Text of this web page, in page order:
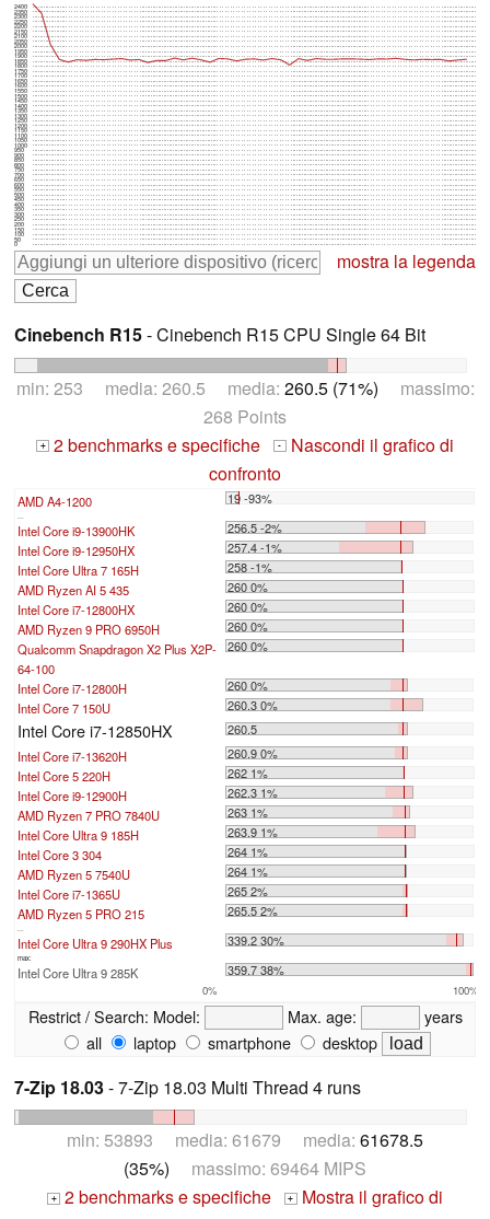
0
50
100
150
200
250
300
350
400
450
500
550
600
650
700
750
800
850
900
950
1000
1050
1100
1150
1200
1250
1300
1350
1400
1450
1500
1550
1600
1650
1700
1750
1800
1850
1900
1950
2000
2050
2100
2150
2200
2250
2300
2350
2400
mostra la legenda
Cinebench R15- Cinebench R15 CPU Single 64 Bit
min: 253 media: 260.5 media: 260.5 (71%) massimo:
268 Points
+ 2 benchmarks e specifiche - Nascondi il grafico di
confronto
AMD A4-1200 19 -93%
Intel Core i9-13900HK
256.5 -2%
Intel Core i9-12950HX
257.4 -1%
Intel Core Ultra 7 165H
258 -1%
AMD Ryzen AI 5 435
260 0%
Intel Core i7-12800HX
260 0%
AMD Ryzen 9 PRO 6950H
260 0%
Qualcomm Snapdragon X2 Plus X2P-
64-100
260 0%
Intel Core i7-12800H
260 0%
Intel Core 7 150U
260.3 0%
Intel Core i7-12850HX
260.5
Intel Core i7-13620H
260.9 0%
Intel Core 5 220H
262 1%
Intel Core i9-12900H
262.3 1%
AMD Ryzen 7 PRO 7840U
263 1%
Intel Core Ultra 9 185H
263.9 1%
Intel Core 3 304
264 1%
AMD Ryzen 5 7540U
264 1%
Intel Core i7-1365U
265 2%
AMD Ryzen 5 PRO 215
265.5 2%
Intel Core Ultra 9 290HX Plus 339.2 30%
max:
Intel Core Ultra 9 285K 359.7 38%
0% 100%
Restrict / Search: Model: Max. age:
years
all
laptop smartphone desktop
7-Zip 18.03- 7-Zip 18.03 Multi Thread 4 runs
min: 53893 media: 61679 media: 61678.5
(35%) massimo: 69464 MIPS
+ 2 benchmarks e specifiche + Mostra il grafico di